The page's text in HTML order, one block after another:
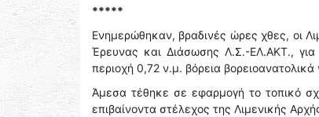
*****
Ενημερώθηκαν, βραδινές ώρες χθες, οι
Έρευνας και Διάσωσης Λ.Σ.-ΕΛ.ΑΚΤ., για
περιοχή 0,72 ν.μ. βόρεια
Άμεσα τέθηκε σε εφαρμογή το τοπικό
επιβαίνοντα στέλεχος της Λιμενικής